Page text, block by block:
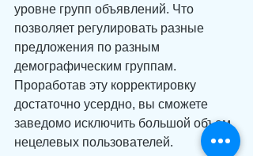
уровне групп объявлений. Что
позволяет регулировать разные
предложения по разным
демографическим группам.
Проработав эту корректировку
достаточно усердно, вы сможете
заведомо исключить большой объем
нецелевых пользователей.